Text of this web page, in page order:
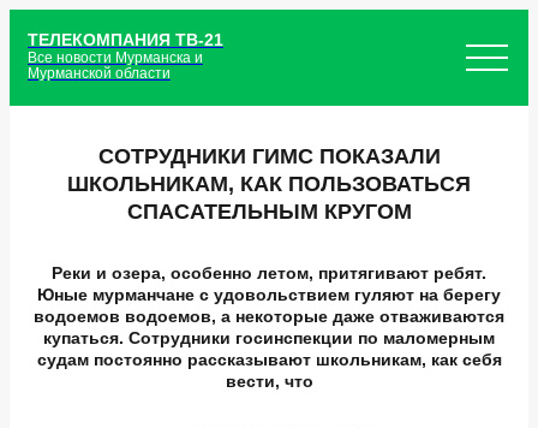
ТЕЛЕКОМПАНИЯ ТВ-21
Все новости Мурманска и
Мурманской области
СОТРУДНИКИ ГИМС ПОКАЗАЛИ
ШКОЛЬНИКАМ, КАК ПОЛЬЗОВАТЬСЯ
СПАСАТЕЛЬНЫМ КРУГОМ
Реки и озера, особенно летом, притягивают ребят.
Юные мурманчане с удовольствием гуляют на берегу
водоемов водоемов, а некоторые даже отваживаются
купаться. Сотрудники госинспекции по маломерным
судам постоянно рассказывают школьникам, как себя
вести, что